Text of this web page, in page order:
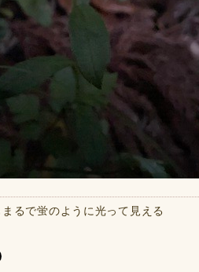
るで蛍のように光って見える